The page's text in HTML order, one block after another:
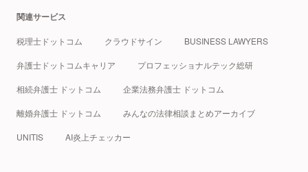
関連サービス
税理士ドットコム クラウドサイン BUSINESS LAWYERS
弁護士ドットコムキャリア プロフェッショナルテック総研
相続弁護士 ドットコム 企業法務弁護士 ドットコム
離婚弁護士 ドットコム みんなの法律相談まとめアーカイブ
UNITIS AI炎上チェッカー